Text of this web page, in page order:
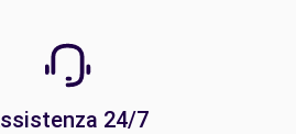
24/7